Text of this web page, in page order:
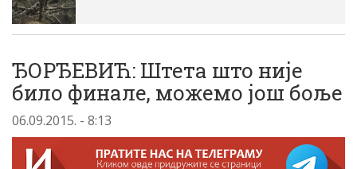
ЂОРЂЕВИЋ: Штета што није
било финале, можемо још боље
06.09.2015. - 8:13